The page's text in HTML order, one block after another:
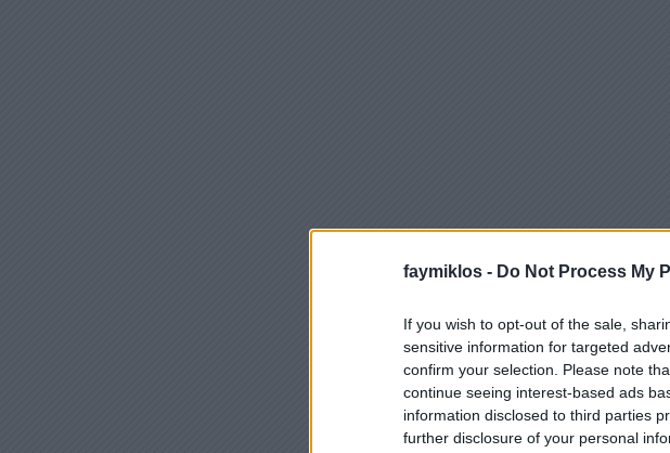
faymiklos - Do Not Process My
If you wish to opt-out of the sale,
sensitive information for targeted
confirm your selection. Please note
continue seeing interest-based ads
information disclosed to third parties
further disclosure of your personal